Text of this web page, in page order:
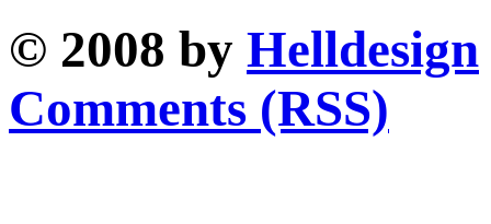
© 2008 by Helldesign
Comments (RSS)